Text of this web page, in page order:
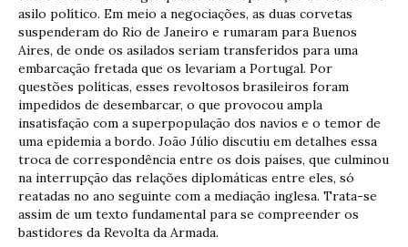
asilo político. Em meio a negociações, as duas corvetas
suspenderam do Rio de Janeiro e rumaram para Buenos
Aires, de onde os asilados seriam transferidos para uma
embarcação fretada que os levariam a Portugal. Por
questões políticas, esses revoltosos brasileiros foram
impedidos de desembarcar, o que provocou ampla
insatisfação com a superpopulação dos navios e o temor de
uma epidemia a bordo. João Júlio discutiu em detalhes essa
troca de correspondência entre os dois países, que culminou
na interrupção das relações diplomáticas entre eles, só
reatadas no ano seguinte com a mediação inglesa. Trata-se
assim de um texto fundamental para se compreender os
bastidores da Revolta da Armada.